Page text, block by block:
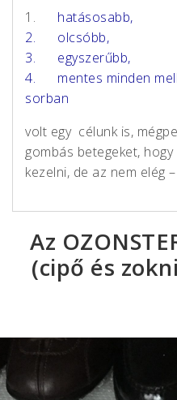
1. hatásosabb,
2. olcsóbb,
3. egyszerűbb,
4. mentes minden
sorban
volt egy célunk is,
gombás betegeket,
kezelni, de az nem elég
Az
(cipő és